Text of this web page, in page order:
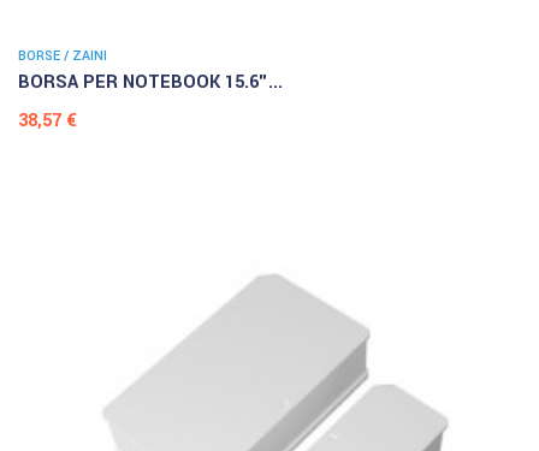
BORSE / ZAINI
BORSA PER NOTEBOOK 15.6"...
Prezzo
38,57 €